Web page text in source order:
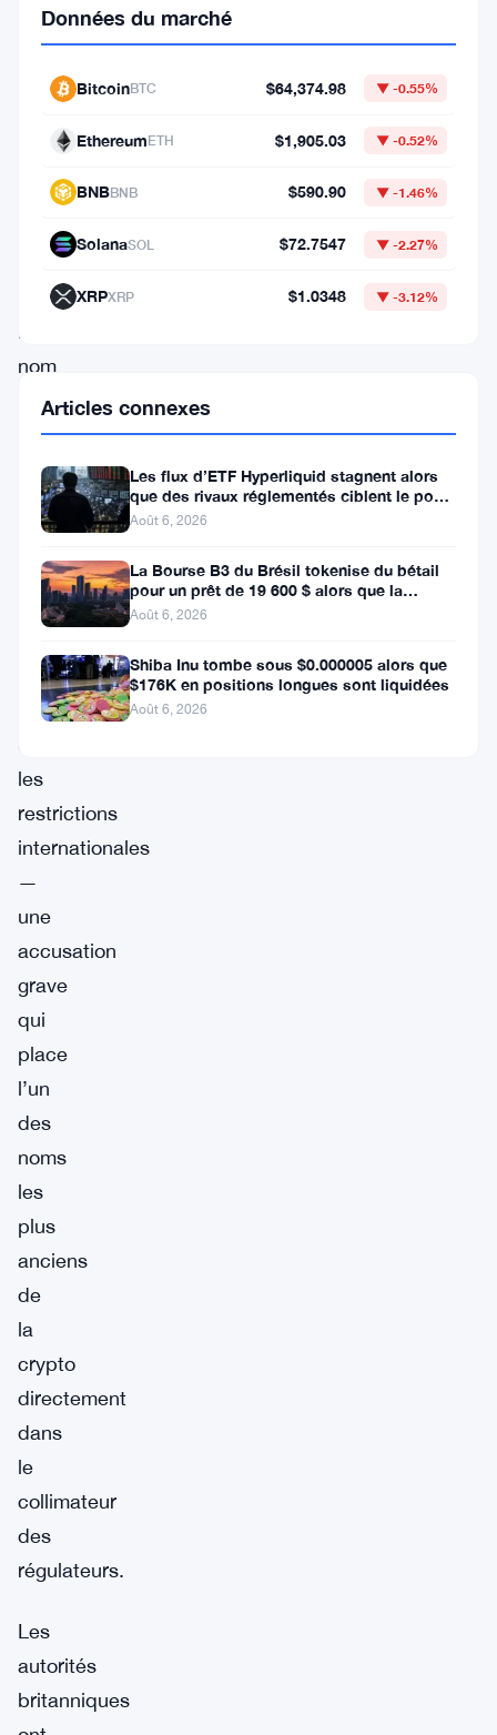
sanctions.
bourse,
anciennement
connue
sous
le
nom
Huobi
Global,
est
accusée
d’aider
des
russes
contourner
les
restrictions
internationales
—
une
accusation
grave
qui
place
l’un
des
noms
les
plus
anciens
de
la
crypto
directement
dans
le
collimateur
des
régulateurs.
Les
autorités
britanniques
Données du marché
BitcoinBTC $64,374.98 ▼ -0.55%
EthereumETH $1,905.03 ▼ -0.52%
BNBBNB $590.90 ▼ -1.46%
SolanaSOL $72.7547 ▼ -2.27%
XRPXRP $1.0348 ▼ -3.12%
Articles connexes
Les flux d’ETF Hyperliquid stagnent alors
que des rivaux réglementés ciblent le pool
de trading DeFi de 2 à 3
Août 6, 2026
La Bourse B3 du Brésil tokenise du bétail
pour un prêt de 19 600 $ alors que la
blockchain atteint la ferme
Août 6, 2026
Shiba Inu tombe sous $0.000005 alors que
$176K en positions longues sont liquidées
Août 6, 2026